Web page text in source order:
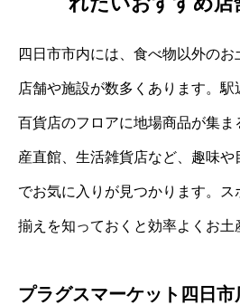
四日市市内には、食べ物以外の
店舗や施設が数多くあります。
百貨店のフロアに地場商品が集
産直館、生活雑貨店など、趣味や
でお気に入りが見つかります。
揃えを知っておくと効率よくお土
プラグスマーケット四日